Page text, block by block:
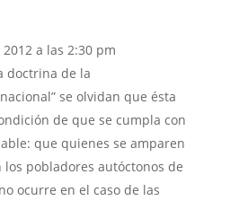
a las 2:30 pm
doctrina de la
se olvidan que ésta
de que se cumpla con
que quienes se amparen
los pobladores autóctonos de
ocurre en el caso de las